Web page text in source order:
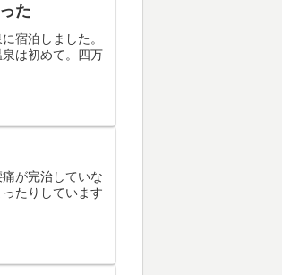
た
宿泊しました。
は初めて。四万
が完治していな
たりしています